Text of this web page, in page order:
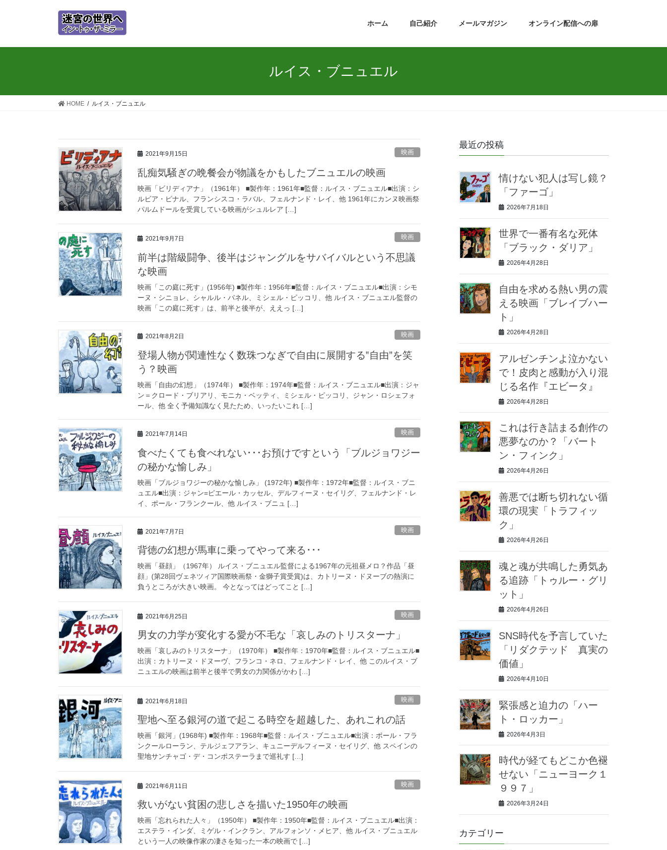
ホーム 自己紹介 メールマガジン オンライン配信への扉
ルイス・ブニュエル
HOME ルイス・ブニュエル
2021年9月15日 映画
乱痴気騒ぎの晩餐会が物議をかもしたブニュエルの映画
映画「ビリディアナ」（1961年） ■製作年：1961年■監督：ルイス・ブニュエル■出演：シ
ルビア・ピナル、フランシスコ・ラバル、フェルナンド・レイ、他 1961年にカンヌ映画祭
パルムドールを受賞している映画がシュルレア […]
2021年9月7日 映画
前半は階級闘争、後半はジャングルをサバイバルという不思議
な映画
映画「この庭に死す」(1956年) ■製作年：1956年■監督：ルイス・ブニュエル■出演：シモ
ーヌ・シニョレ、シャルル・バネル、ミシェル・ピッコリ、他 ルイス・ブニュエル監督の
映画「この庭に死す」は、前半と後半が、ええっ […]
2021年8月2日 映画
登場人物が関連性なく数珠つなぎで自由に展開する‟自由”を笑
う？映画
映画「自由の幻想」（1974年） ■製作年：1974年■監督：ルイス・ブニュエル■出演：ジャ
ン＝クロード・ブリアリ、モニカ・ベッティ、ミシェル・ピッコリ、ジャン・ロシェフォ
ール、他 全く予備知識なく見たため、いったいこれ […]
2021年7月14日 映画
食べたくても食べれない･･･お預けですという「ブルジョワジー
の秘かな愉しみ」
映画「ブルジョワジーの秘かな愉しみ」 (1972年) ■製作年：1972年■監督：ルイス・ブニ
ュエル■出演：ジャン=ピエール・カッセル、デルフィーヌ・セイリグ、フェルナンド・レ
イ、ポール・フランクール、他 ルイス・ブニュ […]
2021年7月7日 映画
背徳の幻想が馬車に乗ってやって来る･･･
映画「昼顔」（1967年） ルイス・ブニュエル監督による1967年の元祖昼メロ？作品「昼
顔」(第28回ヴェネツィア国際映画祭・金獅子賞受賞)は、カトリーヌ・ドヌーブの熱演に
負うところが大きい映画。 今となってはどってこと […]
2021年6月25日 映画
男女の力学が変化する愛が不毛な「哀しみのトリスターナ」
映画「哀しみのトリスターナ」（1970年） ■製作年：1970年■監督：ルイス・ブニュエル■
出演：カトリーヌ・ドヌーヴ、フランコ・ネロ、フェルナンド・レイ、他 このルイス・ブ
ニュエルの映画は前半と後半で男女の力関係がかわ […]
2021年6月18日 映画
聖地へ至る銀河の道で起こる時空を超越した、あれこれの話
映画「銀河」(1968年) ■製作年：1968年■監督：ルイス・ブニュエル■出演：ポール・フラ
ンクールローラン、テルジェフアラン、キュニーデルフィーヌ・セイリグ、他 スペインの
聖地サンチャゴ・デ・コンポステーラまで巡礼す […]
2021年6月11日 映画
救いがない貧困の悲しさを描いた1950年の映画
映画「忘れられた人々」（1950年） ■製作年：1950年■監督：ルイス・ブニュエル■出演：
エステラ・インダ、ミゲル・インクラン、アルフォンソ・メヒア、他 ルイス・ブニュエル
という一人の映像作家の凄さを知った一本の映画で […]
最近の投稿
情けない犯人は写し鏡？
「ファーゴ」
2026年7月18日
世界で一番有名な死体
「ブラック・ダリア」
2026年4月28日
自由を求める熱い男の震
える映画「ブレイブハー
ト」
2026年4月28日
アルゼンチンよ泣かない
で！皮肉と感動が入り混
じる名作『エビータ』
2026年4月28日
これは行き詰まる創作の
悪夢なのか？「バート
ン・フィンク」
2026年4月26日
善悪では断ち切れない循
環の現実「トラフィッ
ク」
2026年4月26日
魂と魂が共鳴した勇気あ
る追跡「トゥルー・グリ
ット」
2026年4月26日
SNS時代を予言していた
「リダクテッド 真実の
価値」
2026年4月10日
緊張感と迫力の「ハー
ト・ロッカー」
2026年4月3日
時代が経てもどこか色褪
せない「ニューヨーク１
９９７」
2026年3月24日
カテゴリー